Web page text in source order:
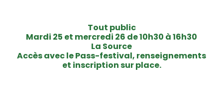
Tout public
Mardi 25 et mercredi 26 de 10h30 à 16h30
La Source
Accès avec le Pass-festival, renseignements
et inscription sur place.